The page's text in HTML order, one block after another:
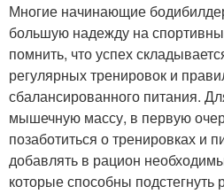
Многие начинающие
большую надежду на
помнить, что успех
регулярных тренировок и
сбалансированного питания.
мышечную массу, в первую
позаботиться о тренировках и
добавлять в рацион
которые способны подстегнуть